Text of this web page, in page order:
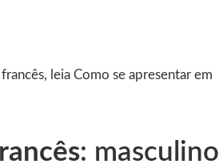
leia Como se apresentar em
: masculino